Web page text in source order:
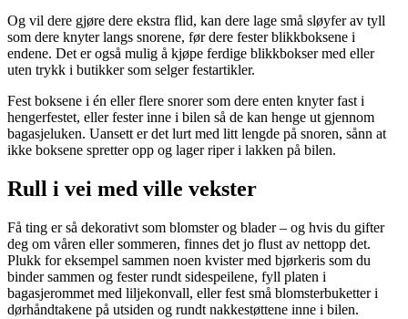
Og vil dere gjøre dere ekstra flid, kan dere lage små sløyfer av tyll
som dere knyter langs snorene, før dere fester blikkboksene i
endene. Det er også mulig å kjøpe ferdige blikkbokser med eller
uten trykk i butikker som selger festartikler.
Fest boksene i én eller flere snorer som dere enten knyter fast i
hengerfestet, eller fester inne i bilen så de kan henge ut gjennom
bagasjeluken. Uansett er det lurt med litt lengde på snoren, sånn at
ikke boksene spretter opp og lager riper i lakken på bilen.
Rull i vei med ville vekster
Få ting er så dekorativt som blomster og blader – og hvis du gifter
deg om våren eller sommeren, finnes det jo flust av nettopp det.
Plukk for eksempel sammen noen kvister med bjørkeris som du
binder sammen og fester rundt sidespeilene, fyll platen i
bagasjerommet med liljekonvall, eller fest små blomsterbuketter i
dørhåndtakene på utsiden og rundt nakkestøttene inne i bilen.